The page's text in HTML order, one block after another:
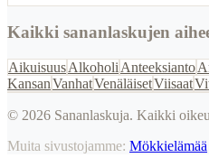
Kaikki sananlaskujen
AikuisuusAlkoholi Anteeksianto
KansanVanhatVenäläisetViisaat
© 2026 Sananlaskuja. Kaikki
Muita sivustojamme: Mökkielämää